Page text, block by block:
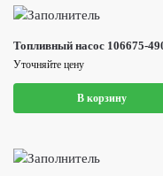
Топливный насос 106675-
Уточняйте цену
В корзину